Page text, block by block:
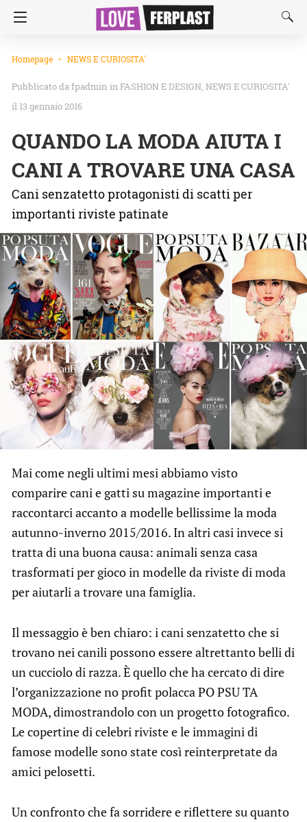
Homepage NEWS E CURIOSITA'
fpadmin inFASHION E DESIGN NEWS E CURIOSITA'
il 13 gennaio 2016
QUANDO LA MODA AIUTA I
CANI A TROVARE UNA CASA
Cani senzatetto protagonisti di scatti per
importanti riviste patinate
Mai come negli ultimi mesi abbiamo visto
comparire cani e gatti su magazine importanti e
raccontarci accanto a modelle bellissime la moda
autunno-inverno 2015/2016. In altri casi invece si
tratta di una buona causa: animali senza casa
trasformati per gioco in modelle da riviste di moda
per aiutarli a trovare una famiglia.
Il messaggio è ben chiaro: i cani senzatetto che si
trovano nei canili possono essere altrettanto belli di
un cucciolo di razza. È quello che ha cercato di dire
l’organizzazione no profit polacca PO PSU TA
MODA, dimostrandolo con un progetto fotografico.
Le copertine di celebri riviste e le immagini di
famose modelle sono state così reinterpretate da
amici pelosetti.
Un confronto che fa sorridere e riflettere su quanto